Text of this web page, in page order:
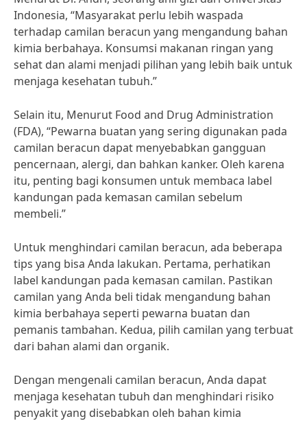
Indonesia, “Masyarakat perlu lebih waspada
terhadap camilan beracun yang mengandung bahan
kimia berbahaya. Konsumsi makanan ringan yang
sehat dan alami menjadi pilihan yang lebih baik untuk
menjaga kesehatan tubuh.”
Selain itu, Menurut Food and Drug Administration
(FDA), “Pewarna buatan yang sering digunakan pada
camilan beracun dapat menyebabkan gangguan
pencernaan, alergi, dan bahkan kanker. Oleh karena
itu, penting bagi konsumen untuk membaca label
kandungan pada kemasan camilan sebelum
membeli.”
Untuk menghindari camilan beracun, ada beberapa
tips yang bisa Anda lakukan. Pertama, perhatikan
label kandungan pada kemasan camilan. Pastikan
camilan yang Anda beli tidak mengandung bahan
kimia berbahaya seperti pewarna buatan dan
pemanis tambahan. Kedua, pilih camilan yang terbuat
dari bahan alami dan organik.
Dengan mengenali camilan beracun, Anda dapat
menjaga kesehatan tubuh dan menghindari risiko
penyakit yang disebabkan oleh bahan kimia